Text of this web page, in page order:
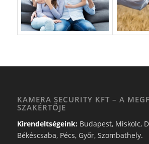
KAMERA SECURITY KFT – A
SZAKÉRTŐJE
Kirendeltségeink:Budapest, Miskolc,
Békéscsaba, Pécs, Győr, Szombathely.